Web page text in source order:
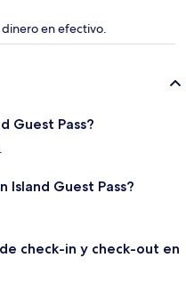
en efectivo.
Guest Pass?
Island Guest Pass?
check-in y check-out en